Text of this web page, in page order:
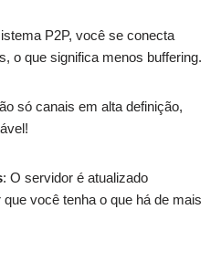
P2P, você se conecta
o que significa menos buffering.
só canais em alta definição,
: O servidor é atualizado
você tenha o que há de mais